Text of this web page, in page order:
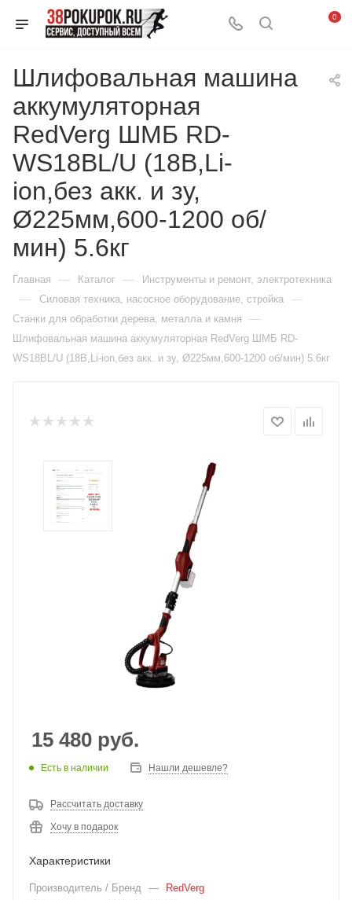
0
Шлифовальная машина
аккумуляторная
RedVerg ШМБ RD-
WS18BL/U (18В,Li-
ion,без акк. и зу,
Ø225мм,600-1200 об/
мин) 5.6кг
Главная — Каталог — Инструменты и ремонт, электротехника
— Силовая техника, насосное оборудование, стройка —
Станки для обработки дерева, металла и камня —
Шлифовальная машина аккумуляторная RedVerg ШМБ RD-
WS18BL/U (18В,Li-ion,без акк. и зу, Ø225мм,600-1200 об/мин) 5.6кг
15 480 руб.
Есть в наличии Нашли дешевле?
Рассчитать доставку
Хочу в подарок
Характеристики
Производитель / Бренд —
RedVerg